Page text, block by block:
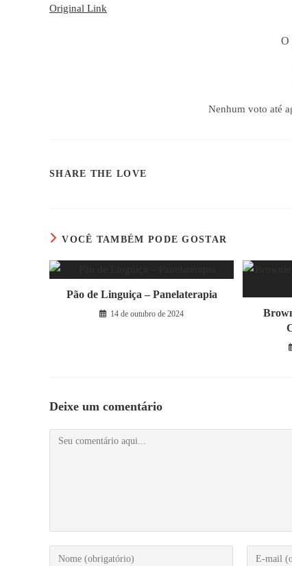
Original Link
O
Nenhum voto até
SHARE THE LOVE
VOCÊ TAMBÉM PODE GOSTAR
Pão de Linguiça – Panelaterapia
14 de outubro de 2024
Deixe um comentário
Comentário
Digite
Digite